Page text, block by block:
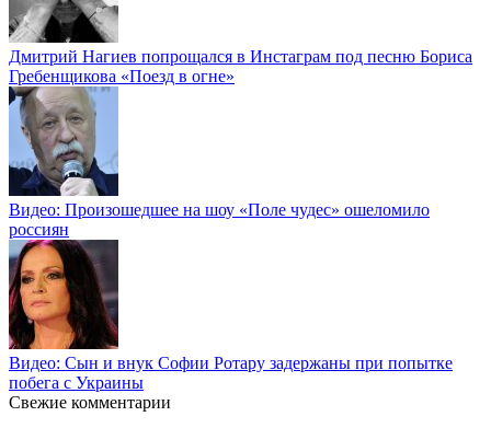
Дмитрий Нагиев попрощался в Инстаграм под песню Бориса
Гребенщикова «Поезд в огне»
Видео: Произошедшее на шоу «Поле чудес» ошеломило
россиян
Видео: Сын и внук Софии Ротару задержаны при попытке
побега с Украины
Свежие комментарии